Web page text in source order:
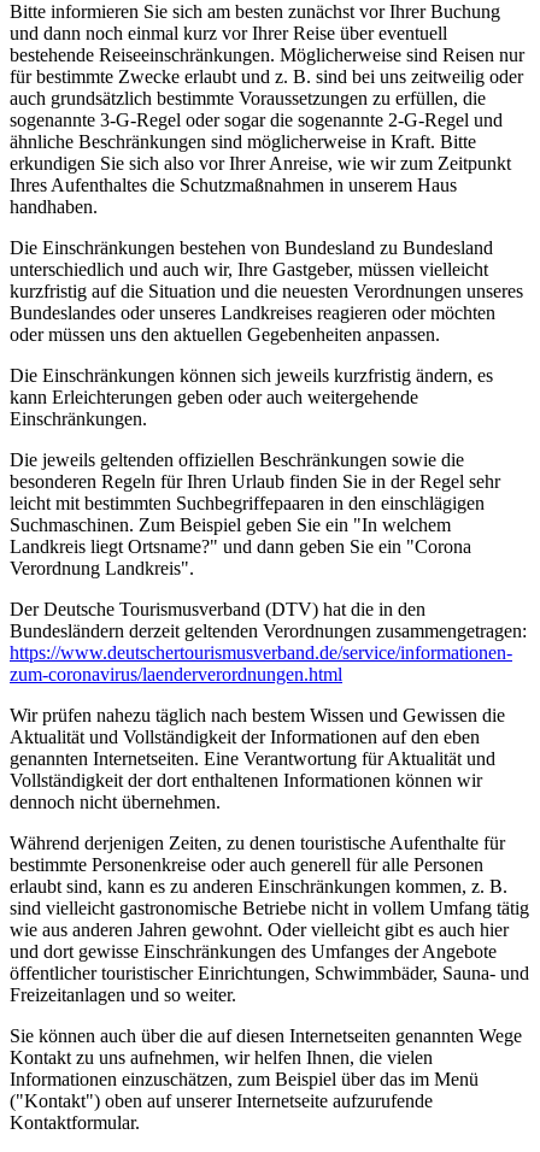
Bitte informieren Sie sich am besten zunächst vor Ihrer Buchung
und dann noch einmal kurz vor Ihrer Reise über eventuell
bestehende Reiseeinschränkungen. Möglicherweise sind Reisen nur
für bestimmte Zwecke erlaubt und z. B. sind bei uns zeitweilig oder
auch grundsätzlich bestimmte Voraussetzungen zu erfüllen, die
sogenannte 3-G-Regel oder sogar die sogenannte 2-G-Regel und
ähnliche Beschränkungen sind möglicherweise in Kraft. Bitte
erkundigen Sie sich also vor Ihrer Anreise, wie wir zum Zeitpunkt
Ihres Aufenthaltes die Schutzmaßnahmen in unserem Haus
handhaben.
Die Einschränkungen bestehen von Bundesland zu Bundesland
unterschiedlich und auch wir, Ihre Gastgeber, müssen vielleicht
kurzfristig auf die Situation und die neuesten Verordnungen unseres
Bundeslandes oder unseres Landkreises reagieren oder möchten
oder müssen uns den aktuellen Gegebenheiten anpassen.
Die Einschränkungen können sich jeweils kurzfristig ändern, es
kann Erleichterungen geben oder auch weitergehende
Einschränkungen.
Die jeweils geltenden offiziellen Beschränkungen sowie die
besonderen Regeln für Ihren Urlaub finden Sie in der Regel sehr
leicht mit bestimmten Suchbegriffepaaren in den einschlägigen
Suchmaschinen. Zum Beispiel geben Sie ein "In welchem
Landkreis liegt Ortsname?" und dann geben Sie ein "Corona
Verordnung Landkreis".
Der Deutsche Tourismusverband (DTV) hat die in den
Bundesländern derzeit geltenden Verordnungen zusammengetragen:
https://www.deutscher­tourismusverband.de/­service/­informationen-
zum-coronavirus/­laenderverordnungen.html
Wir prüfen nahezu täglich nach bestem Wissen und Gewissen die
Aktualität und Vollständigkeit der Informationen auf den eben
genannten Internetseiten. Eine Verantwortung für Aktualität und
Vollständigkeit der dort enthaltenen Informationen können wir
dennoch nicht übernehmen.
Während derjenigen Zeiten, zu denen touristische Aufenthalte für
bestimmte Personenkreise oder auch generell für alle Personen
erlaubt sind, kann es zu anderen Einschränkungen kommen, z. B.
sind vielleicht gastronomische Betriebe nicht in vollem Umfang tätig
wie aus anderen Jahren gewohnt. Oder vielleicht gibt es auch hier
und dort gewisse Einschränkungen des Umfanges der Angebote
öffentlicher touristischer Einrichtungen, Schwimmbäder, Sauna- und
Freizeitanlagen und so weiter.
Sie können auch über die auf diesen Internetseiten genannten Wege
Kontakt zu uns aufnehmen, wir helfen Ihnen, die vielen
Informationen einzuschätzen, zum Beispiel über das im Menü
("Kontakt") oben auf unserer Internetseite aufzurufende
Kontaktformular.